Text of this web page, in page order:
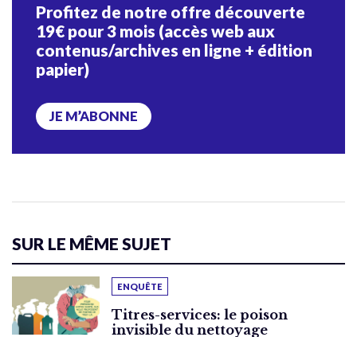
Profitez de notre offre découverte
19€ pour 3 mois (accès web aux
contenus/archives en ligne + édition
papier)
JE M’ABONNE
SUR LE MÊME SUJET
ENQUÊTE
Titres-services: le poison
invisible du nettoyage